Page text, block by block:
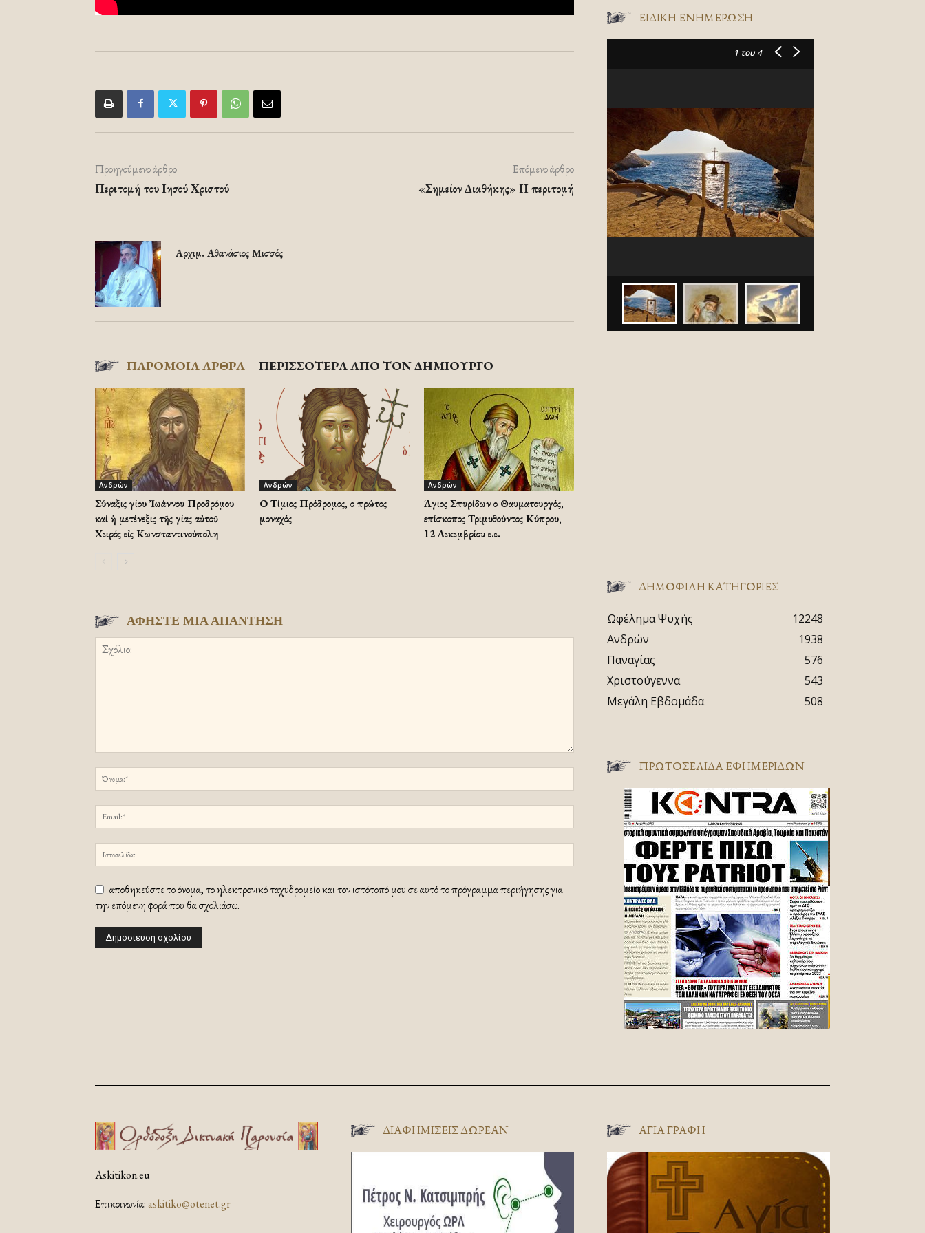
Προηγούμενο άρθρο
Περιτομή του Ιησού Χριστού
Επόμενο άρθρο
«Σημείον Διαθήκης» Η περιτομή
Αρχιμ. Αθανάσιος Μισσός
ΠΑΡΟΜΟΙΑ ΑΡΘΡΑ ΠΕΡΙΣΣΟΤΕΡΑ ΑΠΟ ΤΟΝ ΔΗΜΙΟΥΡΓΟ
Ανδρών
Σύναξις Ἁγίου Ἰωάννου Προδρόμου
καί ἡ μετένεξις τῆς Ἁγίας αὐτοῦ
Χειρός εἰς Κωνσταντινούπολη
Ανδρών
Ο Τίμιος Πρόδρομος, ο πρώτος
μοναχός
Ανδρών
Άγιος Σπυρίδων ο Θαυματουργός,
επίσκοπος Τριμυθούντος Κύπρου,
12 Δεκεμβρίου ε.ε.
ΑΦΗΣΤΕ ΜΙΑ ΑΠΑΝΤΗΣΗ
αποθηκεύστε το όνομα, το ηλεκτρονικό ταχυδρομείο και τον ιστότοπό μου σε αυτό το πρόγραμμα περιήγησης για
την επόμενη φορά που θα σχολιάσω.
ΕΙΔΙΚΉ ΕΝΗΜΈΡΩΣΗ
1 του 4
ΔΗΜΟΦΙΛΗ ΚΑΤΗΓΟΡΙΕΣ
Ωφέλημα Ψυχής
12248
Ανδρών
1938
Παναγίας
576
Χριστούγεννα
543
Μεγάλη Εβδομάδα
508
ΠΡΩΤΟΣΈΛΙΔΑ ΕΦΗΜΕΡΊΔΩΝ
Askitikon.eu
Επικοινωνία:askitiko@otenet.gr
ΔΙΑΦΗΜΊΣΕΙΣ ΔΩΡΕΆΝ ΑΓΊΑ ΓΡΑΦΉ